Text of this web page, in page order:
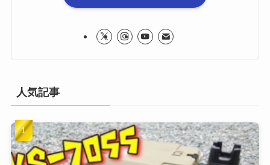
人気記事